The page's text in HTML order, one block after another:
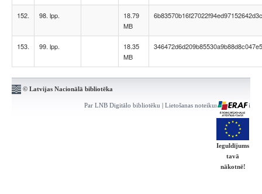
152. 98. lpp.
18.79
MB
6b83570b16f27022f94ed97152642d3c
153. 99. lpp.
18.35
MB
© Latvijas Nacionālā bibliotēka
Par LNB Digitālo bibliotēku | Lietošanas noteikumi | Kontakti
Ieguldījums
tavā
nākotnē!